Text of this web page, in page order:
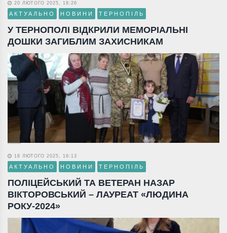
20 ЛЮТОГО 2025, 18:26
АКТУАЛЬНО НОВИНИ ТЕРНОПІЛЬ
У ТЕРНОПОЛІ ВІДКРИЛИ МЕМОРІАЛЬНІ
ДОШКИ ЗАГИБЛИМ ЗАХИСНИКАМ
18 ЛЮТОГО 2025, 16:13
АКТУАЛЬНО НОВИНИ ТЕРНОПІЛЬ
ПОЛІЦЕЙСЬКИЙ ТА ВЕТЕРАН НАЗАР
ВІКТОРОВСЬКИЙ – ЛАУРЕАТ «ЛЮДИНА
РОКУ-2024»